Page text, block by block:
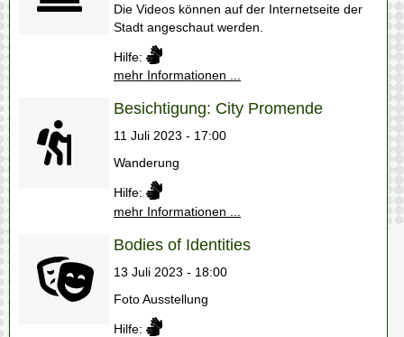
Die Videos können auf der Internetseite der
Stadt angeschaut werden.
Hilfe:
mehr Informationen ...
Besichtigung: City Promende
11 Juli 2023 - 17:00
Wanderung
Hilfe:
mehr Informationen ...
Bodies of Identities
13 Juli 2023 - 18:00
Foto Ausstellung
Hilfe: